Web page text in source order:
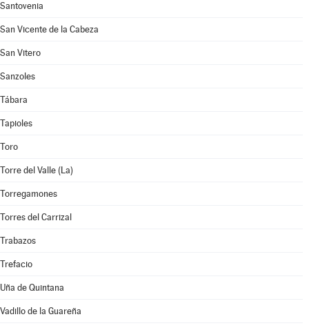
Santovenia
San Vicente de la Cabeza
San Vitero
Sanzoles
Tábara
Tapioles
Toro
Torre del Valle (La)
Torregamones
Torres del Carrizal
Trabazos
Trefacio
Uña de Quintana
Vadillo de la Guareña